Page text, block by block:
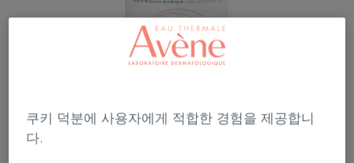
쿠키 덕분에 사용자에게 적합한 경험을 제공합니
다.